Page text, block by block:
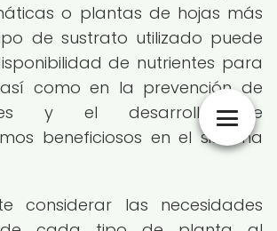
o plantas de hojas más
de sustrato utilizado puede
de nutrientes para
como en la prevención de
y el desarrollo de
beneficiosos en el sistema
considerar las necesidades